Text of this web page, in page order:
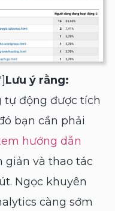
Lưu ý rằng:
tự động được tích
bạn cần phải
hướng dẫn
giản và thao tác
Ngọc khuyên
càng sớm